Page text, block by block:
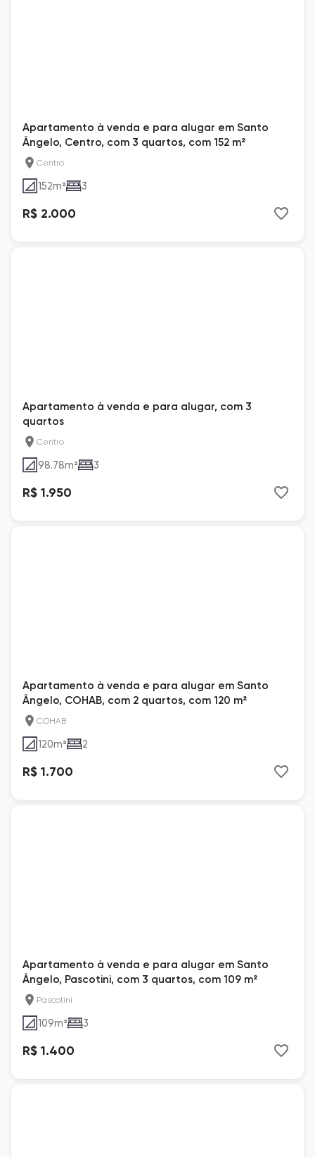
Apartamento à venda e para alugar em Santo
Ângelo, Centro, com 3 quartos, com 152 m²
Centro
152m² 3
R$ 2.000
Apartamento à venda e para alugar, com 3
quartos
Centro
98.78m² 3
R$ 1.950
Apartamento à venda e para alugar em Santo
Ângelo, COHAB, com 2 quartos, com 120 m²
COHAB
120m² 2
R$ 1.700
Apartamento à venda e para alugar em Santo
Ângelo, Pascotini, com 3 quartos, com 109 m²
Pascotini
109m² 3
R$ 1.400